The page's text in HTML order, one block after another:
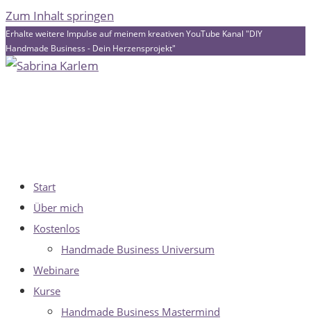
Zum Inhalt springen
Erhalte weitere Impulse auf meinem kreativen YouTube Kanal "DIY
Handmade Business - Dein Herzensprojekt"
Start
Über mich
Kostenlos
Handmade Business Universum
Webinare
Kurse
Handmade Business Mastermind